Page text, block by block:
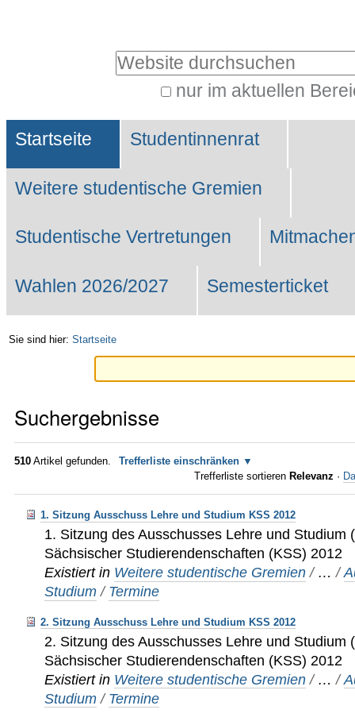
Website durchsuchen
nur im aktuellen
Suche…
Sektionen
Startseite Studentinnenrat
Weitere studentische Gremien
Studentische Vertretungen
Wahlen 2026/2027 Semesterticket
Sie sind hier: Startseite
Suchergebnisse
510 Artikel gefunden.
Trefferliste einschränken
Trefferliste sortieren Relevanz ·
1. Sitzung Ausschuss Lehre und Studium KSS 2012
1. Sitzung des Ausschusses Lehre und Studium
Sächsischer Studierendenschaften (KSS) 2012
Existiert in Weitere studentische Gremien / …/
Studium / Termine
2. Sitzung Ausschuss Lehre und Studium KSS 2012
2. Sitzung des Ausschusses Lehre und Studium
Sächsischer Studierendenschaften (KSS) 2012
Existiert in Weitere studentische Gremien / …/
Studium / Termine